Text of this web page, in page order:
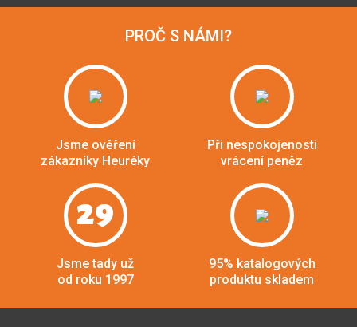
PROČ S NÁMI?
Jsme ověření
zákazníky Heuréky
Při nespokojenosti
vrácení peněz
29
Jsme tady už
od roku 1997
95% katalogových
produktu skladem